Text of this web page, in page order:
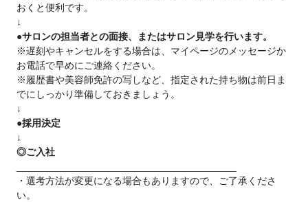
おくと便利です。
↓
●サロンの担当者との面接、またはサロン見学を行います。
※遅刻やキャンセルをする場合は、マイページのメッセージか
お電話で早めにご連絡ください。
※履歴書や美容師免許の写しなど、指定された持ち物は前日ま
でにしっかり準備しておきましょう。
↓
●採用決定
↓
◎ご入社
・選考方法が変更になる場合もありますので、ご了承くださ
い。